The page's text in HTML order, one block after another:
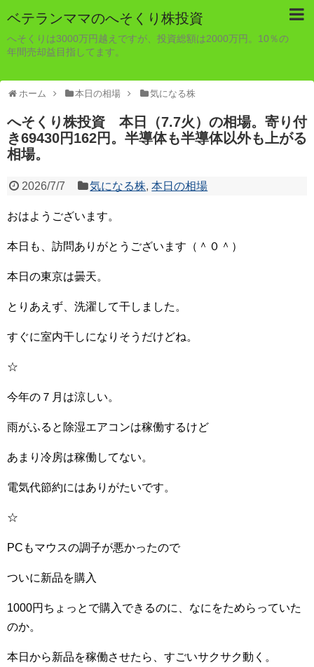
ベテランママのへそくり株投資
へそくりは3000万円越えですが、投資総額は2000万円。10％の
年間売却益目指してます。
ホーム 本日の相場 気になる株
へそくり株投資 本日（7.7火）の相場。寄り付
き69430円162円。半導体も半導体以外も上がる
相場。
2026/7/7 気になる株,本日の相場
おはようございます。
本日も、訪問ありがとうございます（＾０＾）
本日の東京は曇天。
とりあえず、洗濯して干しました。
すぐに室内干しになりそうだけどね。
☆
今年の７月は涼しい。
雨がふると除湿エアコンは稼働するけど
あまり冷房は稼働してない。
電気代節約にはありがたいです。
☆
PCもマウスの調子が悪かったので
ついに新品を購入
1000円ちょっとで購入できるのに、なにをためらっていた
のか。
本日から新品を稼働させたら、すごいサクサク動く。